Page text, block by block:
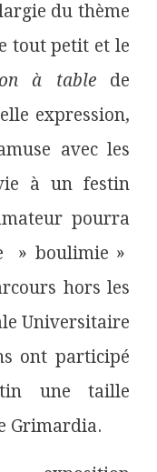
du thème
tout petit et le
à tablede
expression,
avec les
à un festin
pourra
» boulimie »
hors les
Universitaire
ont participé
une taille
Grimardia.